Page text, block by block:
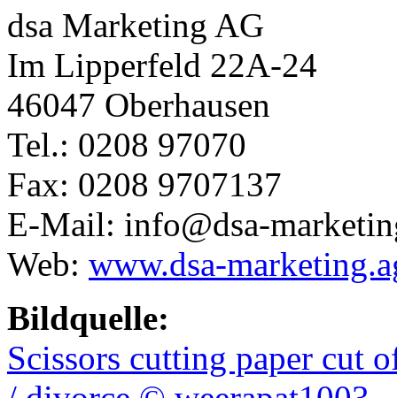
dsa Marketing AG
Im Lipperfeld 22A-24
46047 Oberhausen
Tel.: 0208 97070
Fax: 0208 9707137
E-Mail: info@dsa-
Web: www.dsa-
Bildquelle:
Scissors cutting paper cut